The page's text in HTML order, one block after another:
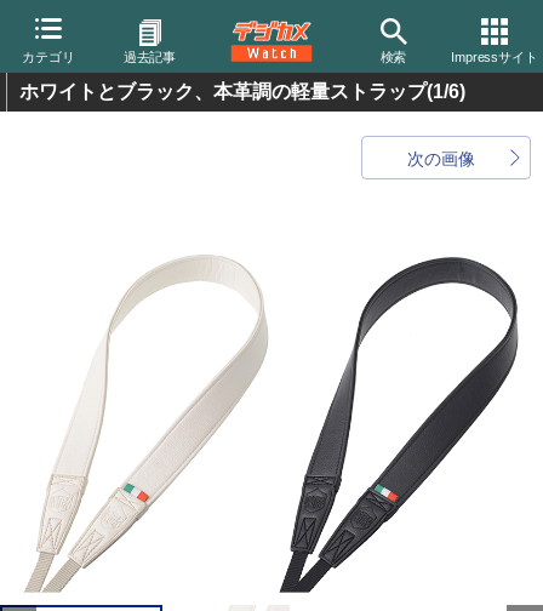
カテゴリ 過去記事 検索 Impressサイト
ホワイトとブラック、本革調の軽量ストラップ(1/6)
次の画像